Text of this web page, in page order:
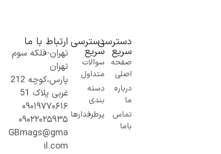
دسترسی
سریع
صفحه
اصلی
درباره
تماس
دسترسی
سریع
سوالات
متداول
دسته
بندی
پرطرفدارها
ارتباط با ما
تهران-فلکه سوم
تهران
پارس،کوچه 212
غربی پلاک 51
۰۹۰۱۹۷۷۰۶۱۶
۰۹۰۲۲۰۲۵۹۳۵
GBmags@gma
il.com